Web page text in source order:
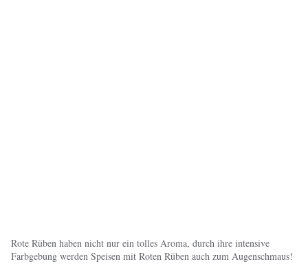
Rote Rüben haben nicht nur ein tolles Aroma, durch ihre intensive
Farbgebung werden Speisen mit Roten Rüben auch zum Augenschmaus!